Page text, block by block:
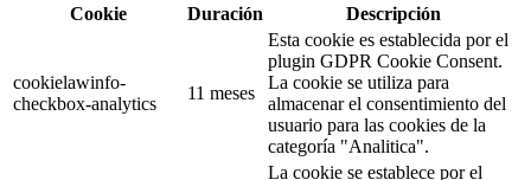
Cookie
Duración Descripción
cookielawinfo-
checkbox-analytics
11 meses
Esta cookie es establecida por el
plugin GDPR Cookie Consent.
La cookie se utiliza para
almacenar el consentimiento del
usuario para las cookies de la
categoría "Analitica".
La cookie se establece por el